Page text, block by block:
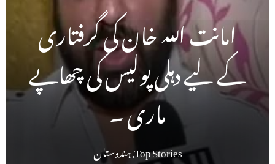
امانت اللہ خان کی گرفتاری
کے لیے دہلی پولیس کی چھاپے
ماری ۔
Top Stories
,ہندوستان